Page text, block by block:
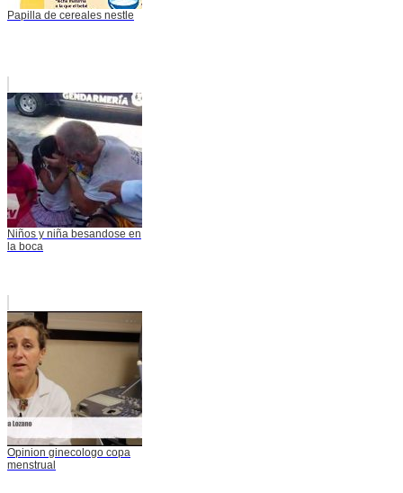
Papilla de cereales nestle
Niños y niña besandose en
la boca
Opinion ginecologo copa
menstrual